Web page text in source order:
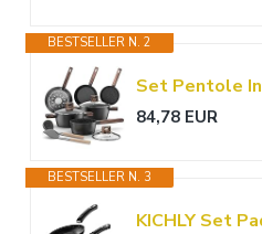
BESTSELLER N. 2
84,78 EUR
BESTSELLER N. 3